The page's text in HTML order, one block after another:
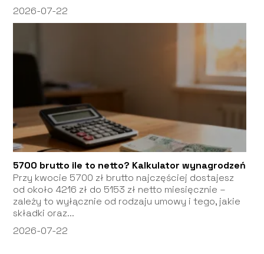
2026-07-22
5700 brutto ile to netto? Kalkulator wynagrodzeń
Przy kwocie 5700 zł brutto najczęściej dostajesz
od około 4216 zł do 5153 zł netto miesięcznie –
zależy to wyłącznie od rodzaju umowy i tego, jakie
składki oraz...
2026-07-22